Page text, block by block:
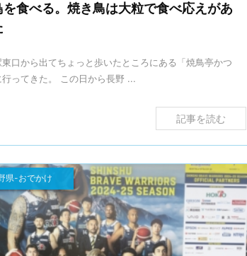
を食べる。焼き鳥は大粒で食べ応えがあ
東口から出てちょっと歩いたところにある「焼鳥亭かつ
行ってきた。 この日から長野 ...
記事を読む
県-おでかけ